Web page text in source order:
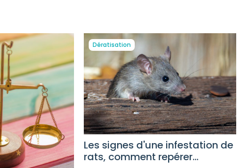
Dératisation
Les signes d'une infestation de
rats, comment repérer...